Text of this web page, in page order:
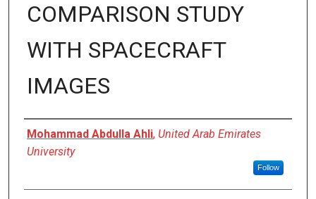
COMPARISON STUDY
WITH SPACECRAFT
IMAGES
Author
Mohammad Abdulla Ahli, United Arab Emirates
University
Follow